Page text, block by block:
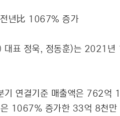
년比 1067% 증가
표 정욱, 정동훈)는 2021년
연결기준 매출액은 762억
증가한 33억 8천만